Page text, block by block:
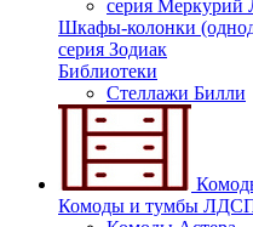
серия Меркурий
Шкафы-колонки
серия Зодиак
Библиотеки
Стеллажи Билли
Комоды и тумбы